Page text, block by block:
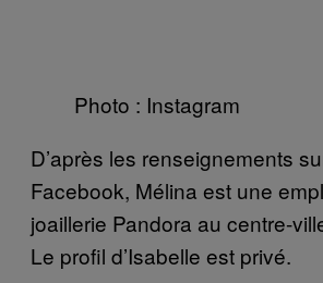
Photo : Instagram
D’après les renseignements
Facebook, Mélina est une
joaillerie Pandora au centre-
Le profil d’Isabelle est privé.